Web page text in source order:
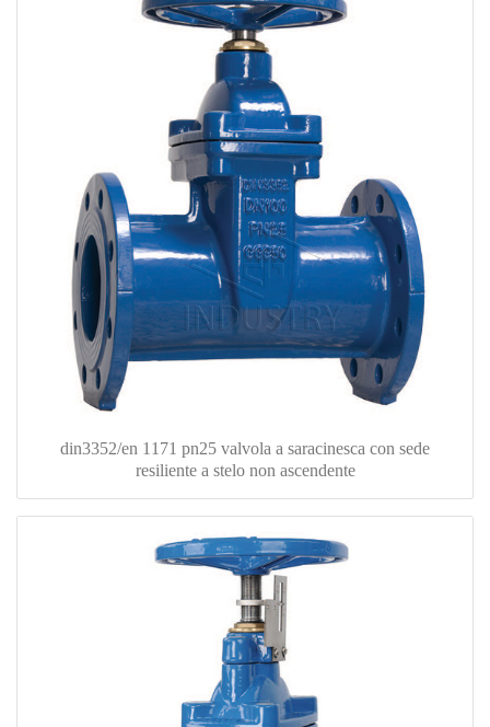
din3352/en 1171 pn25 valvola a saracinesca con sede
resiliente a stelo non ascendente